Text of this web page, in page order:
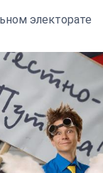
электорате